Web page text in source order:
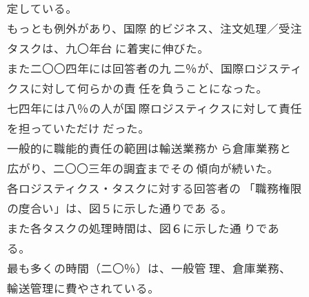
定している。
もっとも例外があり、国際 的ビジネス、注文処理／受注
タスクは、九〇年台 に着実に伸びた。
また二〇〇四年には回答者の九 二％が、国際ロジスティ
クスに対して何らかの責 任を負うことになった。
七四年には八％の人が国 際ロジスティクスに対して責任
を担っていただけ だった。
一般的に職能的責任の範囲は輸送業務か ら倉庫業務と
広がり、二〇〇三年の調査までその 傾向が続いた。
各ロジスティクス・タスクに対する回答者の 「職務権限
の度合い」は、図５に示した通りであ る。
また各タスクの処理時間は、図６に示した通 りであ
る。
最も多くの時間（二〇％）は、一般管 理、倉庫業務、
輸送管理に費やされている。